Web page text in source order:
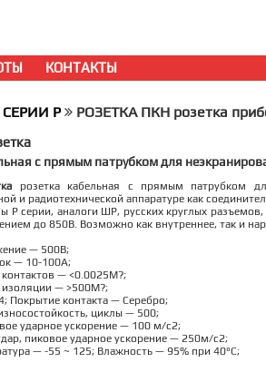
КОНТАКТЫ
СЕРИИ P РОЗЕТКА ПКН розетка
с прямым патрубком для
розетка кабельная с прямым патрубком
и радиотехнической аппаратуре как
P серии, аналоги ШР, русских круглых
до 850В. Возможно как внутреннее, так и
— 500В;
— 10-100А;
— <0.0025M?;
— >500M?;
Покрытие контакта — Серебро;
циклы — 500;
ударное ускорение — 100 м/с2;
пиковое ударное ускорение — 250м/с2;
— -55 ~ 125; Влажность — 95% при 40°C;